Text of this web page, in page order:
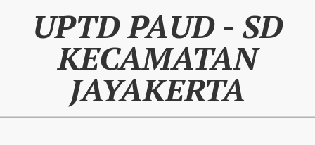
contentUPTD PAUD - SD
KECAMATAN
JAYAKERTA